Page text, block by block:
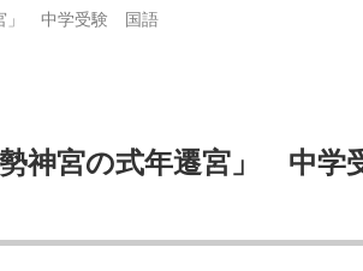
」 中学受験 国語
神宮の式年遷宮」 中学